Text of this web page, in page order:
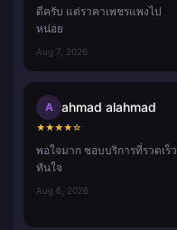
ดีครับ แต่ราคาเพชรแพงไป
หน่อย
Aug 7, 2026
A ahmad alahmad
★★★★☆
พอใจมาก ชอบบริการที่รวดเร็ว
ทันใจ
Aug 6, 2026